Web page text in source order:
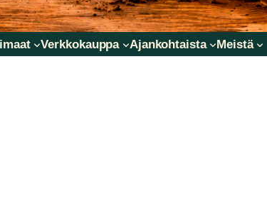
Verkkokauppa Ajankohtaista Meistä